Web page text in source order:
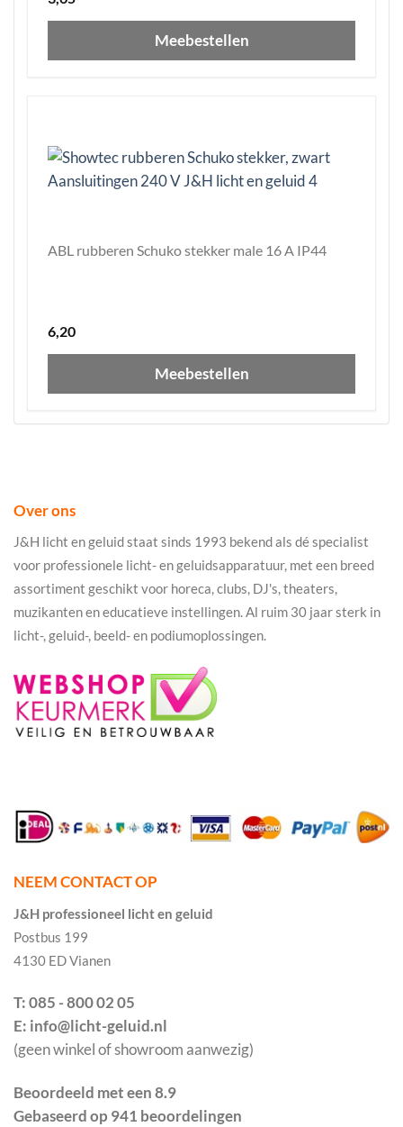
Meebestellen
ABL rubberen Schuko stekker male 16 A IP44
6,20
Meebestellen
Over ons
J&H licht en geluid staat sinds 1993 bekend als dé specialist
voor professionele licht- en geluidsapparatuur, met een breed
assortiment geschikt voor horeca, clubs, DJ's, theaters,
muzikanten en educatieve instellingen. Al ruim 30 jaar sterk in
licht-, geluid-, beeld- en podiumoplossingen.
NEEM CONTACT OP
J&H professioneel licht en geluid
Postbus 199
4130 ED Vianen
T: 085 - 800 02 05
E: info@licht-geluid.nl
(geen winkel of showroom aanwezig)
Beoordeeld met een 8.9
Gebaseerd op 941 beoordelingen